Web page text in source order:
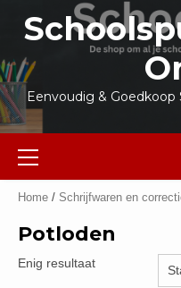
inhoud
Eenvoudig & Goedkoop
Primair
menu
Home / Schrijfwaren en
Potloden
Enig resultaat